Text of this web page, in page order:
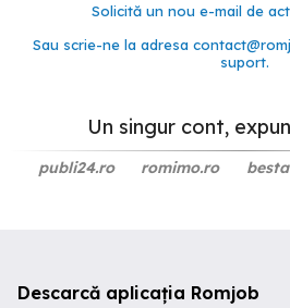
Solicită un nou e-mail de
Sau scrie-ne la adresa
suport.
Un singur cont,
publi24.ro romimo.ro
Descarcă aplicația Romjob